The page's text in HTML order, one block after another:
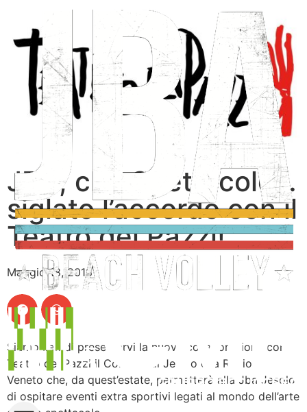
JBA, che Spettacolo…
siglato l’accordo con il
Teatro dei Pazzi!
Maggio 18, 2018
Siamo lieti di presentarvi la nuova collaborazione con il
Teatro dei Pazzi il Comune di Jesolo e la Regione
Veneto che, da quest’estate, permetterà alla Jba Jesolo
di ospitare eventi extra sportivi legati al mondo dell’arte